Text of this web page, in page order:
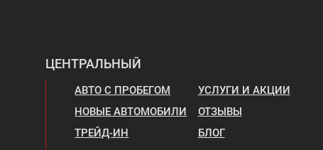
ЦЕНТРАЛЬНЫЙ
АВТО С ПРОБЕГОМ
НОВЫЕ АВТОМОБИЛИ
ТРЕЙД-ИН
УСЛУГИ И АКЦИИ
ОТЗЫВЫ
БЛОГ